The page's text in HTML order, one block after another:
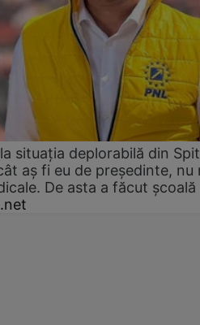
situația deplorabilă din
aș fi eu de președinte, nu
De asta a făcut școală